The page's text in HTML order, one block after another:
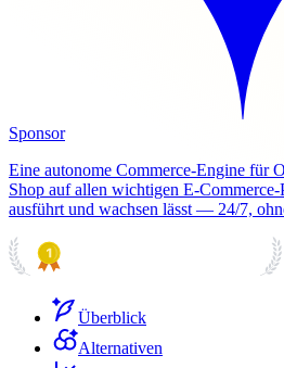
Sponsor
Eine autonome Commerce-Engine für
Shop auf allen wichtigen E-
ausführt und wachsen lässt — 24/7,
Überblick
Alternativen